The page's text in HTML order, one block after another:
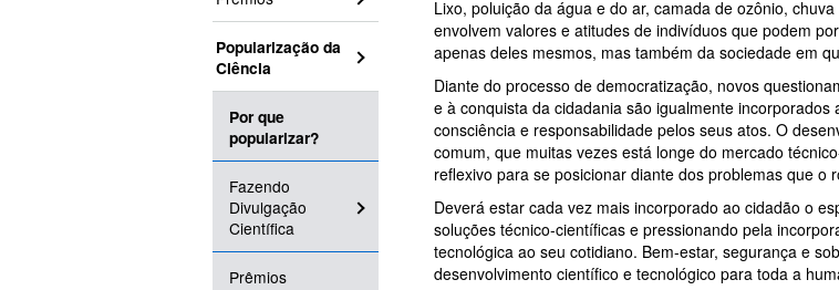
Popularização da
Ciência
Por que
popularizar?
Fazendo
Divulgação
Científica
Prêmios
Lixo, poluição da água e do ar, camada de ozônio,
envolvem valores e atitudes de indivíduos que podem
apenas deles mesmos, mas também da sociedade em
Diante do processo de democratização, novos
e à conquista da cidadania são igualmente
consciência e responsabilidade pelos seus atos. O
comum, que muitas vezes está longe do mercado
reflexivo para se posicionar diante dos problemas que o
Deverá estar cada vez mais incorporado ao cidadão o
soluções técnico-científicas e pressionando pela
tecnológica ao seu cotidiano. Bem-estar, segurança e
desenvolvimento científico e tecnológico para toda a